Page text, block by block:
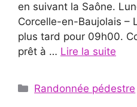
en suivant la Saône.
Corcelle-en-Baujolais –
plus tard pour 09h00.
prêt à … Lire la suite
Catégories
Randonnée pédestre